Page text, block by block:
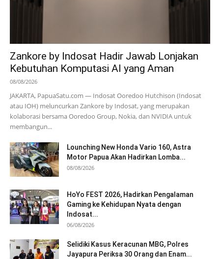
Zankore by Indosat Hadir Jawab Lonjakan
Kebutuhan Komputasi AI yang Aman
08/08/2026
JAKARTA, PapuaSatu.com — Indosat Ooredoo Hutchison (Indosat
atau IOH) meluncurkan Zankore by Indosat, yang merupakan
kolaborasi bersama Ooredoo Group, Nokia, dan NVIDIA untuk
membangun...
Lounching New Honda Vario 160, Astra
Motor Papua Akan Hadirkan Lomba...
08/08/2026
HoYo FEST 2026, Hadirkan Pengalaman
Gaming ke Kehidupan Nyata dengan
Indosat...
06/08/2026
Selidiki Kasus Keracunan MBG, Polres
Jayapura Periksa 30 Orang dan Enam...